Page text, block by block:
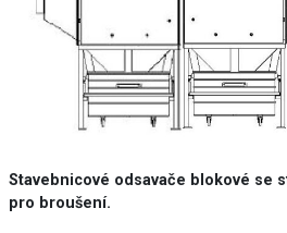
Stavebnicové odsavače blokové se
pro broušení.